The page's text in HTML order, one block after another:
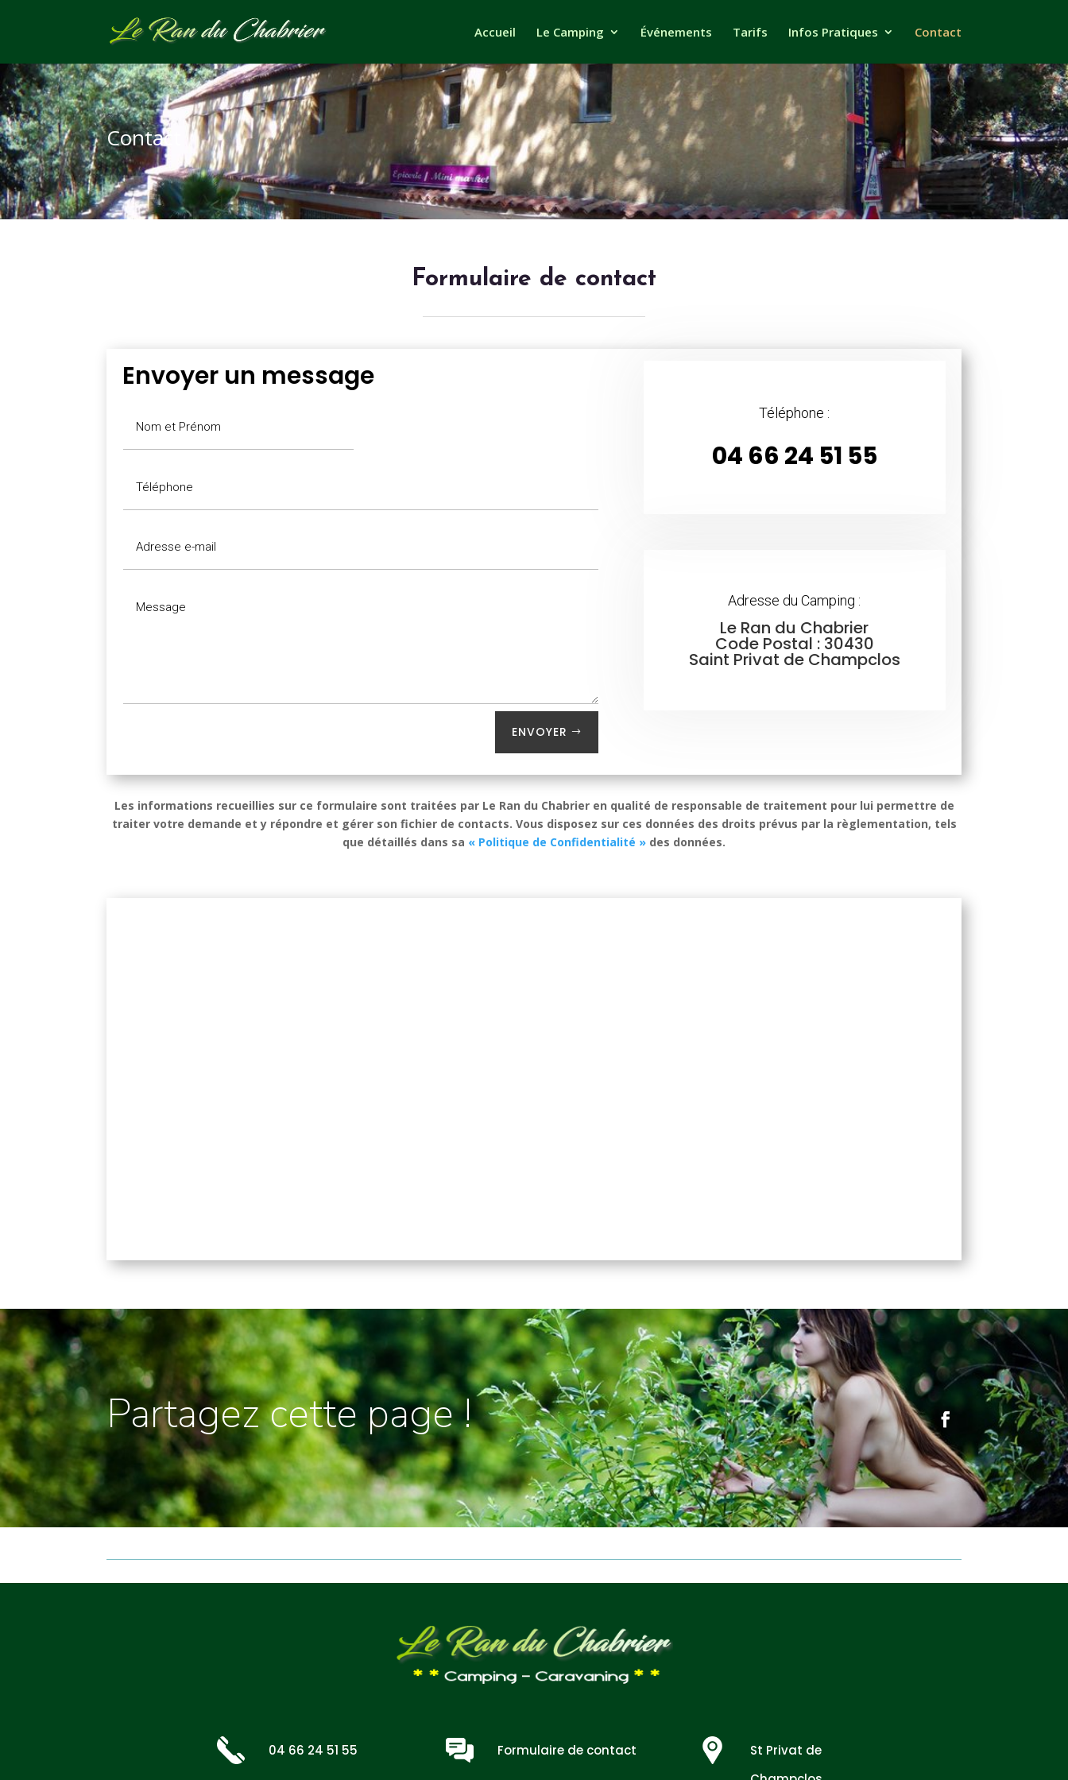
Accueil Le Camping Événements Tarifs Infos Pratiques Contact
Contact
Formulaire de contact
Envoyer un message
ENVOYER
Téléphone :
04 66 24 51 55
Adresse du Camping :
Le Ran du Chabrier
Code Postal : 30430
Saint Privat de Champclos
Les informations recueillies sur ce formulaire sont traitées par Le Ran du Chabrier en qualité de responsable de traitement pour lui permettre de
traiter votre demande et y répondre et gérer son fichier de contacts. Vous disposez sur ces données des droits prévus par la règlementation, tels
que détaillés dans sa « Politique de Confidentialité » des données.
Partagez cette page !
04 66 24 51 55 Formulaire de contact
St Privat de